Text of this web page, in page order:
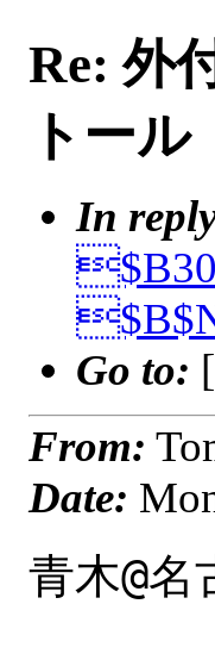
Re: 外
トール
In
Go to: [
From:
Date:
青木@名